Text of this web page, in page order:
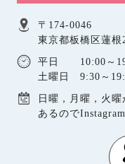
〒174-0046
東京都板橋区蓮
平日 10:00～
土曜日 9:30～
日曜，月曜，火
あるので